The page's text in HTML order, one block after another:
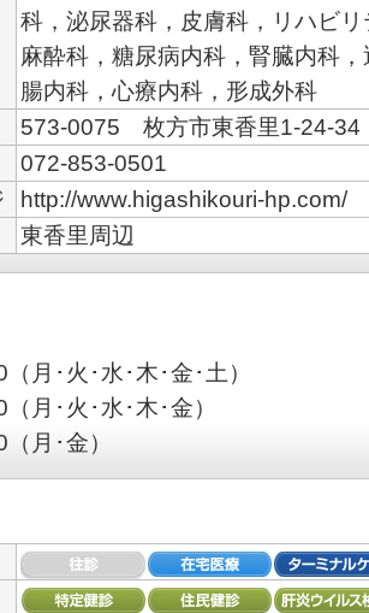
科，泌尿器科，皮膚科，リハビ
麻酔科，糖尿病内科，腎臓内科
腸内科，心療内科，形成外科
573-0075 枚方市東香里1-24-34
072-853-0501
http://www.higashikouri-hp.com/
東香里周辺
月･火･水･木･金･土）
月･火･水･木･金）
月･金）